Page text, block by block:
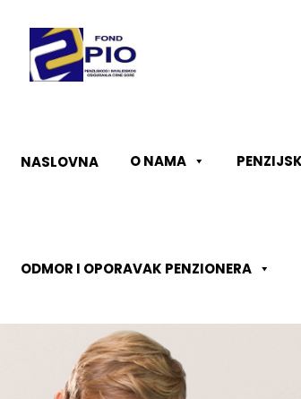
NASLOVNA O NAMA
ODMOR I OPORAVAK PENZIONERA